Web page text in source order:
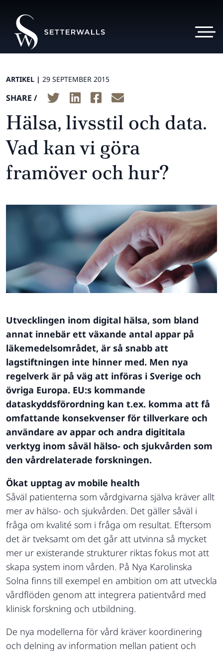
ARTIKEL | 29 SEPTEMBER 2015
SHARE /
Hälsa, livsstil och data.
Vad kan vi göra
framöver och hur?
Utvecklingen inom digital hälsa, som bland
annat innebär ett växande antal appar på
läkemedelsområdet, är så snabb att
lagstiftningen inte hinner med. Men nya
regelverk är på väg att införas i Sverige och
övriga Europa. EU:s kommande
dataskyddsförordning kan t.ex. komma att få
omfattande konsekvenser för tillverkare och
användare av appar och andra digititala
verktyg inom såväl hälso- och sjukvården som
den vårdrelaterade forskningen.
Ökat upptag av mobile health
Såväl patienterna som vårdgivarna själva kräver allt
mer av hälso- och sjukvården. Det gäller såväl i
fråga om kvalité som i fråga om resultat. Eftersom
det är tveksamt om det går att utvinna så mycket
mer ur existerande strukturer riktas fokus mot att
skapa system inom vården. På Nya Karolinska
Solna finns till exempel en ambition om att utveckla
vårdflöden genom att integrera patientvård med
klinisk forskning och utbildning.
De nya modellerna för vård kräver koordinering
och delning av information mellan patient och